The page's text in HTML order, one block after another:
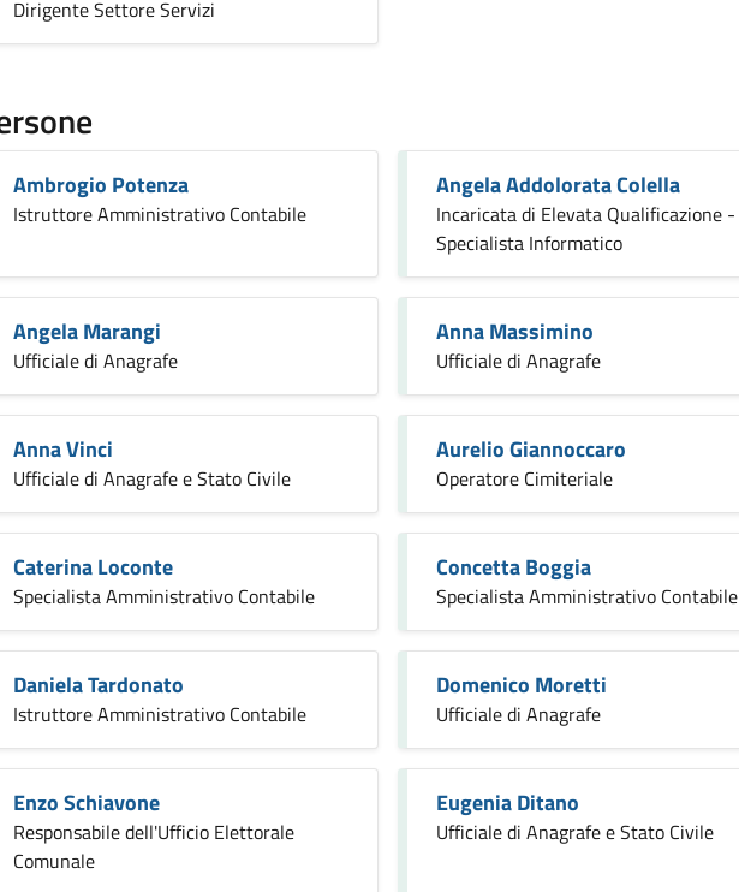
Dirigente Settore Servizi
Ambrogio Potenza
Istruttore Amministrativo Contabile
Angela Addolorata Colella
Incaricata di Elevata Qualificazione -
Specialista Informatico
Angela Marangi
Ufficiale di Anagrafe
Anna Massimino
Ufficiale di Anagrafe
Anna Vinci
Ufficiale di Anagrafe e Stato Civile
Aurelio Giannoccaro
Operatore Cimiteriale
Caterina Loconte
Specialista Amministrativo Contabile
Concetta Boggia
Specialista Amministrativo Contabile
Daniela Tardonato
Istruttore Amministrativo Contabile
Domenico Moretti
Ufficiale di Anagrafe
Enzo Schiavone
Responsabile dell'Ufficio Elettorale
Comunale
Eugenia Ditano
Ufficiale di Anagrafe e Stato Civile